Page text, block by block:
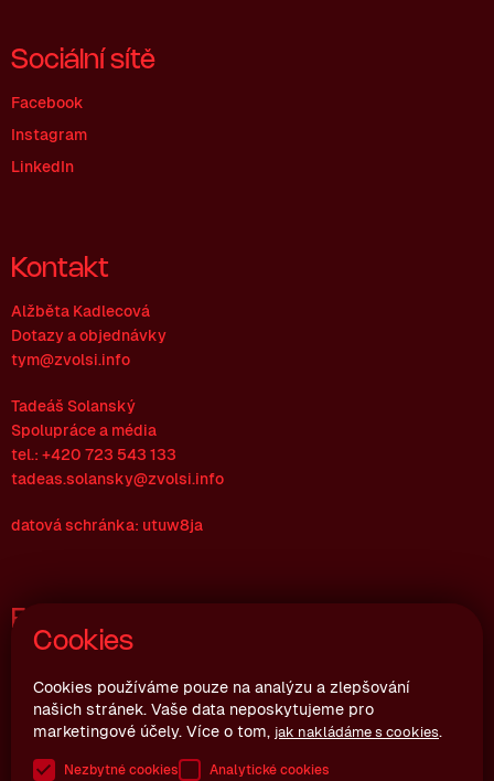
Cookies
Cookies používáme pouze na analýzu a zlepšování
našich stránek. Vaše data neposkytujeme pro
marketingové účely. Více o tom, jak nakládáme s cookies.
Nezbytné cookies Analytické cookies
Sociální sítě
Facebook
Instagram
LinkedIn
Kontakt
Alžběta Kadlecová
Dotazy a objednávky
tym@zvolsi.info
Tadeáš Solanský
Spolupráce a média
tel.: +420 723 543 133
tadeas.solansky@zvolsi.info
datová schránka: utuw8ja
Fakturační údaje
Joštova 10, 602 00 Brno
Česká republika
IČ: 06992064